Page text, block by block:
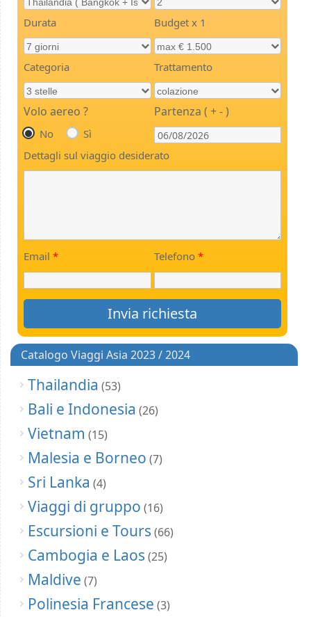
Durata Budget x 1
Categoria Trattamento
Volo aereo ?
No Sì
Partenza ( + - )
Dettagli sul viaggio desiderato
Email * Telefono *
Catalogo Viaggi Asia 2023 / 2024
Thailandia (53)
Bali e Indonesia (26)
Vietnam (15)
Malesia e Borneo (7)
Sri Lanka (4)
Viaggi di gruppo (16)
Escursioni e Tours (66)
Cambogia e Laos (25)
Maldive (7)
Polinesia Francese (3)